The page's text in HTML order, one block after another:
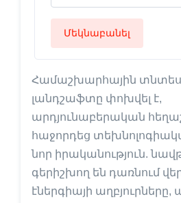
Մեկնաբանել
Համաշխարհային
լանդշաֆտը փոխվել է,
արդյունաբերական
հաջորդեց
նոր իրականություն.
գերիշխող են դառնում
էներգիայի